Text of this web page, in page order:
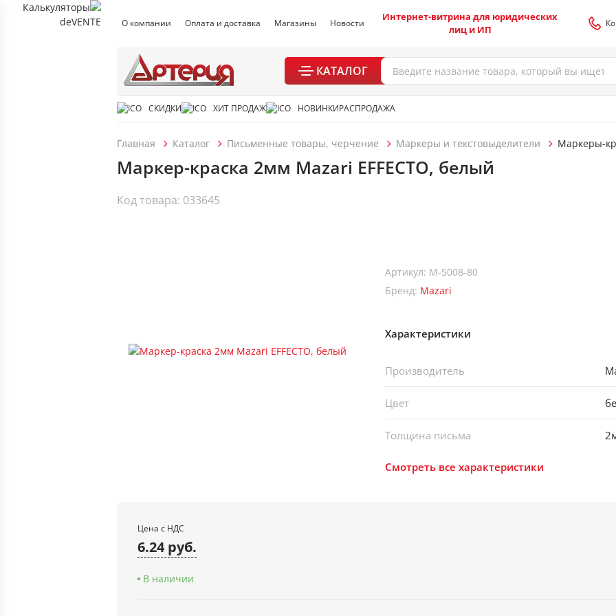
О компании Оплата и доставка Магазины Новости
Интернет-витрина для юридических
лиц и ИП
КАТАЛОГ
СКИДКИ ХИТ ПРОДАЖ НОВИНКИРАСПРОДАЖА
Главная Каталог Письменные товары, черчение Маркеры и текстовыделители Маркеры-
Маркер-краска 2мм Mazari EFFECTO, белый
Код товара: 033645
Артикул: M-5008-80
Бренд: Mazari
Характеристики
Производитель
Цвет
Толщина письма
Смотреть все характеристики
Цена с НДС
6.24 руб.
В наличии